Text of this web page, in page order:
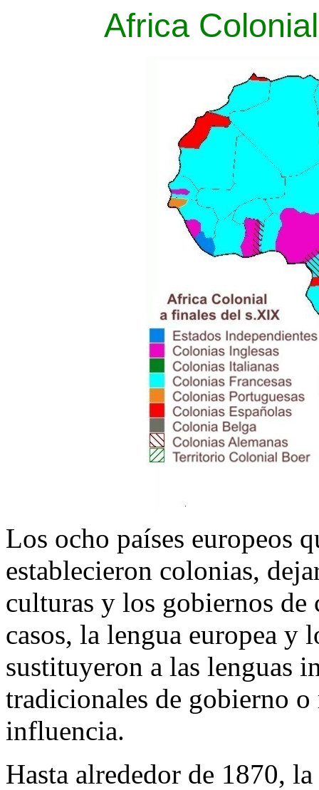
Africa
Los ocho países europeos
establecieron colonias,
culturas y los gobiernos de
casos, la lengua europea y
sustituyeron a las lenguas
tradicionales de gobierno
influencia.
Hasta alrededor de 1870,